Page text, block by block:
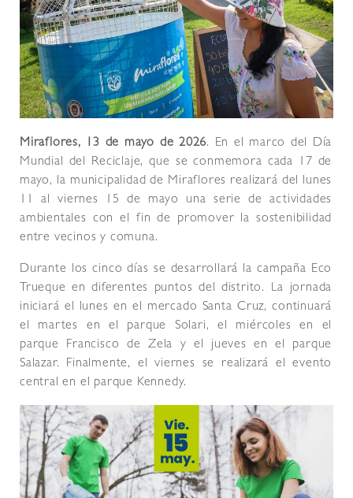
Miraflores, 13 de mayo de 2026. En el marco del Día
Mundial del Reciclaje, que se conmemora cada 17 de
mayo, la municipalidad de Miraflores realizará del lunes
11 al viernes 15 de mayo una serie de actividades
ambientales con el fin de promover la sostenibilidad
entre vecinos y comuna.
Durante los cinco días se desarrollará la campaña Eco
Trueque en diferentes puntos del distrito. La jornada
iniciará el lunes en el mercado Santa Cruz, continuará
el martes en el parque Solari, el miércoles en el
parque Francisco de Zela y el jueves en el parque
Salazar. Finalmente, el viernes se realizará el evento
central en el parque Kennedy.